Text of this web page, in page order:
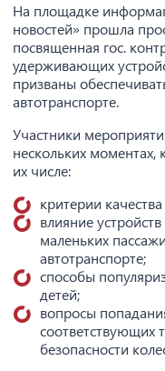
На площадке
новостей» прошла
посвященная гос.
удерживающих
призваны
автотранспорте.
Участники
нескольких моментах,
их числе:
критерии
влияние
маленьких
автотранспорте;
способы
детей;
вопросы
соответствующих
безопасности